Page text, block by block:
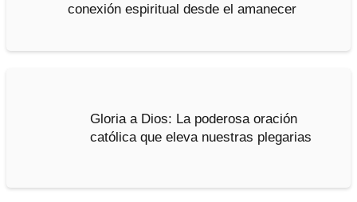
conexión espiritual desde el amanecer
Gloria a Dios: La poderosa oración
católica que eleva nuestras plegarias